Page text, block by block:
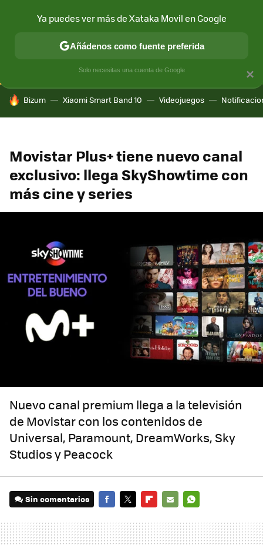
CONECTIVIDAD MÓVIL Y SOCIEDAD APLICACIONES
HOY SE HABLA DE
Bizum Xiaomi Smart Band 10 Videojuegos
Movistar Plus+ tiene nuevo canal
exclusivo: llega SkyShowtime con
más cine y series
Nuevo canal premium llega a la televisión
de Movistar con los contenidos de
Universal, Paramount, DreamWorks, Sky
Studios y Peacock
Sin comentarios
MAIL
×
Ya puedes ver más de Xataka Movil en Google
Añádenos como fuente preferida
Solo necesitas una cuenta de Google